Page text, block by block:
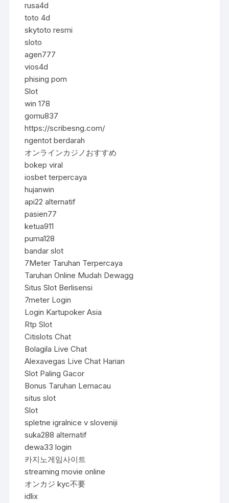
rusa4d
toto 4d
skytoto resmi
sloto
agen777
vios4d
phising porn
Slot
win 178
gomu837
https://scribesng.com/
ngentot berdarah
オンラインカジノおすすめ
bokep viral
iosbet terpercaya
hujanwin
api22 alternatif
pasien77
ketua911
puma128
bandar slot
7Meter Taruhan Terpercaya
Taruhan Online Mudah Dewagg
Situs Slot Berlisensi
7meter Login
Login Kartupoker Asia
Rtp Slot
Citislots Chat
Bolagila Live Chat
Alexavegas Live Chat Harian
Slot Paling Gacor
Bonus Taruhan Lemacau
situs slot
Slot
spletne igralnice v sloveniji
suka288 alternatif
dewa33 login
카지노게임사이트
streaming movie online
オンカジ kyc不要
idlix